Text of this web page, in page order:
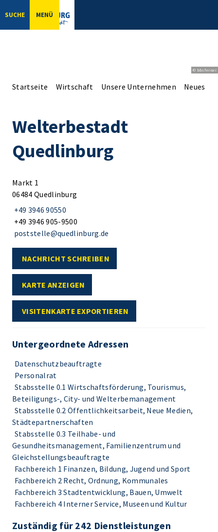
SUCHE MENÜ
© bbsferrari
Startseite Wirtschaft Unsere Unternehmen Neues
Welterbestadt
Quedlinburg
Markt 1
06484 Quedlinburg
+49 3946 90550
+49 3946 905-9500
poststelle@quedlinburg.de
NACHRICHT SCHREIBEN
KARTE ANZEIGEN
VISITENKARTE EXPORTIEREN
Untergeordnete Adressen
Datenschutzbeauftragte
Personalrat
Stabsstelle 0.1 Wirtschaftsförderung, Tourismus,
Beteiligungs-, City- und Welterbemanagement
Stabsstelle 0.2 Öffentlichkeitsarbeit, Neue Medien,
Städtepartnerschaften
Stabsstelle 0.3 Teilhabe- und
Gesundheitsmanagement, Familienzentrum und
Gleichstellungsbeauftragte
Fachbereich 1 Finanzen, Bildung, Jugend und Sport
Fachbereich 2 Recht, Ordnung, Kommunales
Fachbereich 3 Stadtentwicklung, Bauen, Umwelt
Fachbereich 4 Interner Service, Museen und Kultur
Zuständig für 242 Dienstleistungen